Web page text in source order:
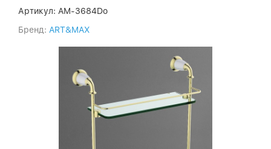
Артикул: AM-3684Do
Бренд: ART&MAX